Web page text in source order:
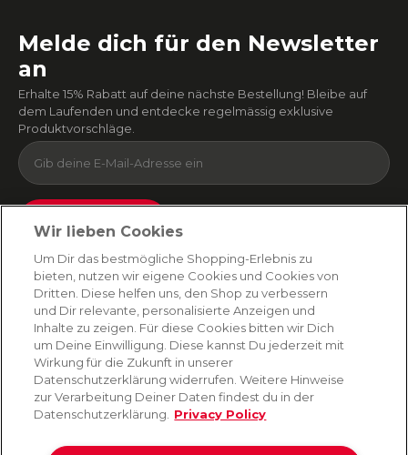
Melde dich für den Newsletter
an
Erhalte 15% Rabatt auf deine nächste Bestellung! Bleibe auf
dem Laufenden und entdecke regelmässig exklusive
Produktvorschläge.
Absenden
Du kannst dich jederzeit von unserem Newsletter abmelden. Indem du fortfährst, stimmst
du unseren E-Mail-Bedingungenund Datenschutzbestimmungen zu
AMORANA
MARKEN
SERVICE
Wir lieben Cookies
Um Dir das bestmögliche Shopping-Erlebnis zu
bieten, nutzen wir eigene Cookies und Cookies von
Dritten. Diese helfen uns, den Shop zu verbessern
und Dir relevante, personalisierte Anzeigen und
Inhalte zu zeigen. Für diese Cookies bitten wir Dich
um Deine Einwilligung. Diese kannst Du jederzeit mit
Wirkung für die Zukunft in unserer
Datenschutzerklärung widerrufen. Weitere Hinweise
zur Verarbeitung Deiner Daten findest du in der
Datenschutzerklärung.
Privacy Policy